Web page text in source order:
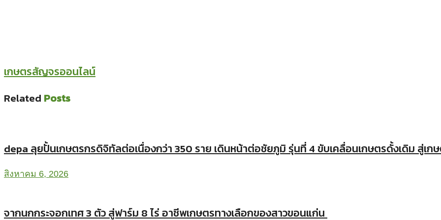
เกษตรสัญจรออนไลน์
Related Posts
depa ลุยปั้นเกษตรกรดิจิทัลต่อเนื่องกว่า 350 ราย เดินหน้าต่อชัยภูมิ รุ่นที่ 4 ขับเคลื่อนเกษตรดั้งเดิม สู่เก
สิงหาคม 6, 2026
จากนกกระจอกเทศ 3 ตัว สู่ฟาร์ม 8 ไร่ อาชีพเกษตรทางเลือกของสาวขอนแก่น